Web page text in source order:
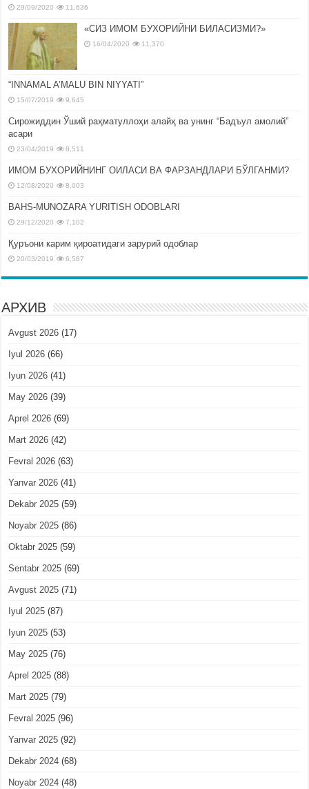
29/09/2020 11,636
«СИЗ ИМОМ БУХОРИЙНИ БИЛАСИЗМИ?»
16/04/2020 11,370
“INNAMAL A’MALU BIN NIYYATI”
15/07/2019 9,645
Сирожиддин Ўший раҳматуллоҳи алайҳ ва унинг “Бадъул амолий”
асари
23/04/2019 8,511
ИМОМ БУХОРИЙНИНГ ОИЛАСИ ВА ФАРЗАНДЛАРИ БЎЛГАНМИ?
12/08/2020 8,003
BAHS-MUNOZARA YURITISH ODOBLARI
29/12/2020 7,102
Қуръони карим қироатидаги зарурий одоблар
20/03/2019 6,587
АРХИВ
Avgust 2026 (17)
Iyul 2026 (66)
Iyun 2026 (41)
May 2026 (39)
Aprel 2026 (69)
Mart 2026 (42)
Fevral 2026 (63)
Yanvar 2026 (41)
Dekabr 2025 (59)
Noyabr 2025 (86)
Oktabr 2025 (59)
Sentabr 2025 (69)
Avgust 2025 (71)
Iyul 2025 (87)
Iyun 2025 (53)
May 2025 (76)
Aprel 2025 (88)
Mart 2025 (79)
Fevral 2025 (96)
Yanvar 2025 (92)
Dekabr 2024 (68)
Noyabr 2024 (48)